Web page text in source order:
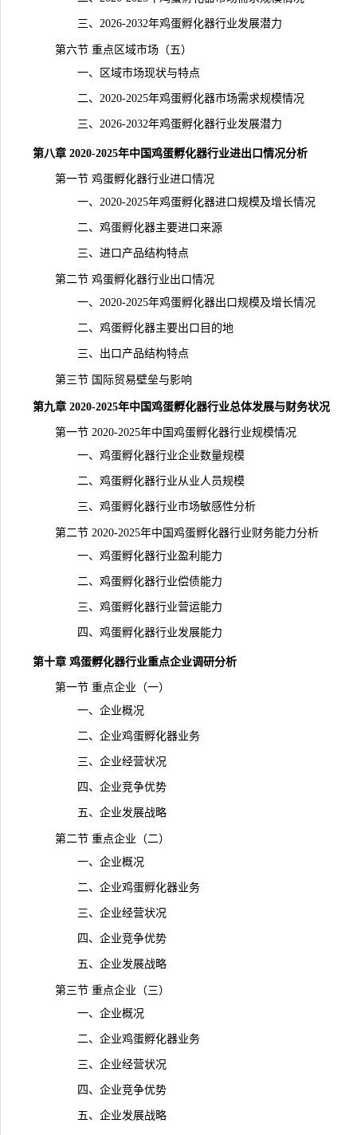
三、2026-2032年鸡蛋孵化器行业发展潜力
第六节 重点区域市场（五）
一、区域市场现状与特点
二、2020-2025年鸡蛋孵化器市场需求规模情况
三、2026-2032年鸡蛋孵化器行业发展潜力
第八章 2020-2025年中国鸡蛋孵化器行业进出口情况分析
第一节 鸡蛋孵化器行业进口情况
一、2020-2025年鸡蛋孵化器进口规模及增长情况
二、鸡蛋孵化器主要进口来源
三、进口产品结构特点
第二节 鸡蛋孵化器行业出口情况
一、2020-2025年鸡蛋孵化器出口规模及增长情况
二、鸡蛋孵化器主要出口目的地
三、出口产品结构特点
第三节 国际贸易壁垒与影响
第九章 2020-2025年中国鸡蛋孵化器行业总体发展与财务状况
第一节 2020-2025年中国鸡蛋孵化器行业规模情况
一、鸡蛋孵化器行业企业数量规模
二、鸡蛋孵化器行业从业人员规模
三、鸡蛋孵化器行业市场敏感性分析
第二节 2020-2025年中国鸡蛋孵化器行业财务能力分析
一、鸡蛋孵化器行业盈利能力
二、鸡蛋孵化器行业偿债能力
三、鸡蛋孵化器行业营运能力
四、鸡蛋孵化器行业发展能力
第十章 鸡蛋孵化器行业重点企业调研分析
第一节 重点企业（一）
一、企业概况
二、企业鸡蛋孵化器业务
三、企业经营状况
四、企业竞争优势
五、企业发展战略
第二节 重点企业（二）
一、企业概况
二、企业鸡蛋孵化器业务
三、企业经营状况
四、企业竞争优势
五、企业发展战略
第三节 重点企业（三）
一、企业概况
二、企业鸡蛋孵化器业务
三、企业经营状况
四、企业竞争优势
五、企业发展战略